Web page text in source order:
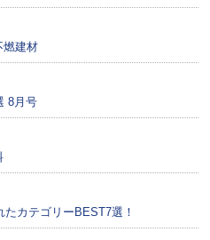
燃建材
8月号
カテゴリーBEST7選！